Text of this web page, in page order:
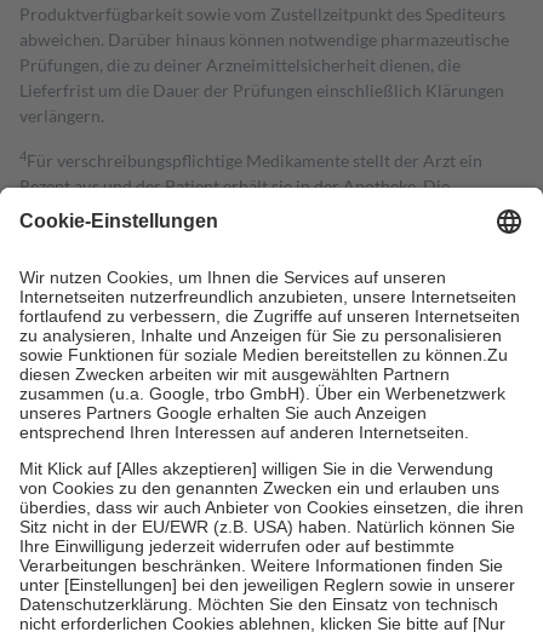
Produktverfügbarkeit sowie vom Zustellzeitpunkt des Spediteurs
abweichen. Darüber hinaus können notwendige pharmazeutische
Prüfungen, die zu deiner Arzneimittelsicherheit dienen, die
Lieferfrist um die Dauer der Prüfungen einschließlich Klärungen
verlängern.
4Für verschreibungspflichtige Medikamente stellt der Arzt ein
Rezept aus und der Patient erhält sie in der Apotheke. Die
gesetzliche Krankenversicherung übernimmt in der Regel die
Kosten dafür, der Versicherte trägt einen Teil davon als Zuzahlung
Grundsätzlich leisten Mitglieder Zuzahlungen in Höhe von zehn
Prozent des Abgabepreises,mindestens jedochfünf Euround
höchstens zehn Euro.Es sind jedoch nie mehr als die tatsächlichen
Kosten der Leistung zu entrichten.
Diese Regeln gelten grundsätzlich auch für Online-Apotheken.
Bei Heilmitteln und häuslicher Krankenpflege beträgt die
Zuzahlung zehn Prozent der Kosten sowie zehn Euro je
Verordnung.
Um das Engagement der Versicherten für ihre eigene Gesundheit zu
stärken und die besondere Stellung der Familie zu unterstützen,
fallenkeine Zuzahlungenan bei:
• Kindern und Jugendlichen bis zum vollendeten 18. Lebensjahr
mit Ausnahme der Fahrkosten
• Untersuchungen zur Vorsorge und Früherkennung, die von der